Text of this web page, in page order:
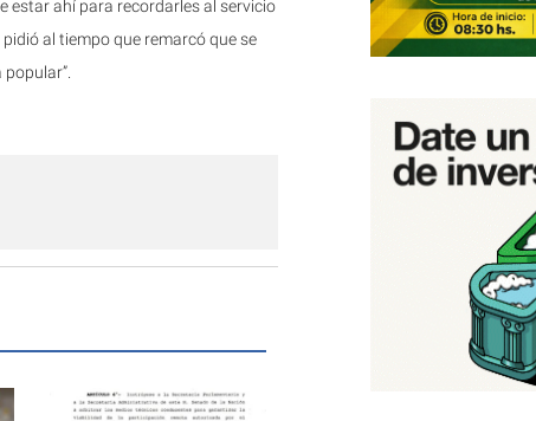
estar ahí para recordarles al servicio
al tiempo que remarcó que se